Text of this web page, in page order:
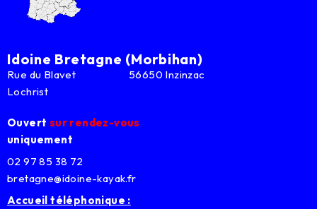
Idoine Bretagne (Morbihan)
Rue du Blavet 56650 Inzinzac
Lochrist
Ouvert sur rendez-vous
uniquement
02 97 85 38 72
bretagne@idoine-kayak.fr
Accueil téléphonique :